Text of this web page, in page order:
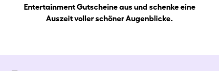
Entertainment Gutscheine aus und schenke eine
Auszeit voller schöner Augenblicke.